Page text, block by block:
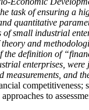
task of ensuring a
quantitative
of small industrial
and
the definition of
enterprises,
measurements, and
competitiveness;
to